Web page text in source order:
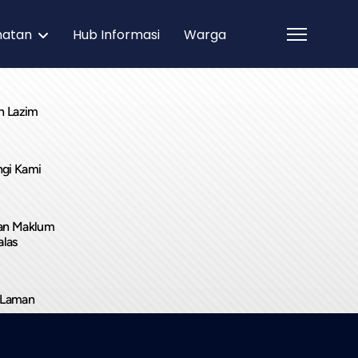
Hub Informasi Warga
Lazim
Kami
Maklum